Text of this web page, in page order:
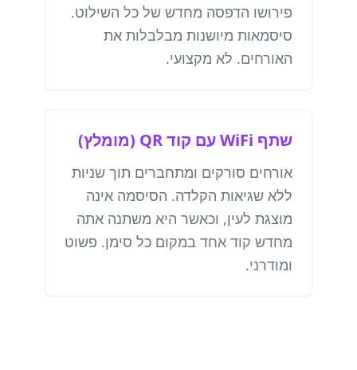
פירושו הדפסה מחדש של כל השילוט.
סיסמאות מיושנות מבלבלות את
האורחים. לא מקצועי.
שתף WiFi עם קוד QR (מומלץ)
אורחים סורקים ומתחברים תוך שניות
ללא שגיאות הקלדה. הסיסמה אינה
מוצגת לעין, וכאשר היא משתנה אתה
מחדש קוד אחד במקום כל סימן. פשוט
ומודרני.